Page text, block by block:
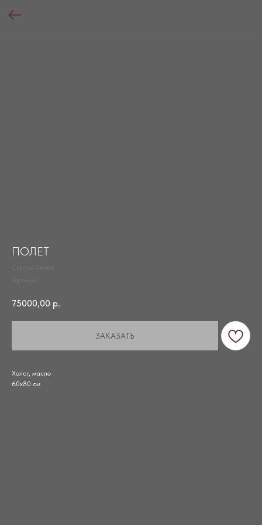
ПОЛЕТ
75000,00 р.
ЗАКАЗАТЬ
Холст, масло
60х80 см